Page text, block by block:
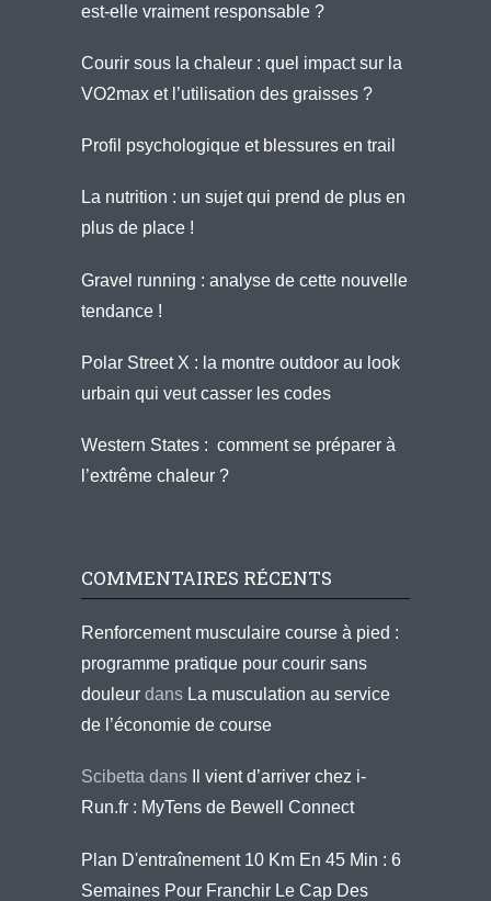
est-elle vraiment responsable ?
Courir sous la chaleur : quel impact sur la
VO2max et l’utilisation des graisses ?
Profil psychologique et blessures en trail
La nutrition : un sujet qui prend de plus en
plus de place !
Gravel running : analyse de cette nouvelle
tendance !
Polar Street X : la montre outdoor au look
urbain qui veut casser les codes
Western States : comment se préparer à
l’extrême chaleur ?
COMMENTAIRES RÉCENTS
Renforcement musculaire course à pied :
programme pratique pour courir sans
douleur dans La musculation au service
de l’économie de course
Scibetta dans
Il vient d’arriver chez i-
Run.fr : MyTens de Bewell Connect
Plan D'entraînement 10 Km En 45 Min : 6
Semaines Pour Franchir Le Cap Des